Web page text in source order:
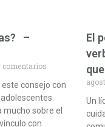
–
comentarios
consejo con
sobre el
con
El
Un